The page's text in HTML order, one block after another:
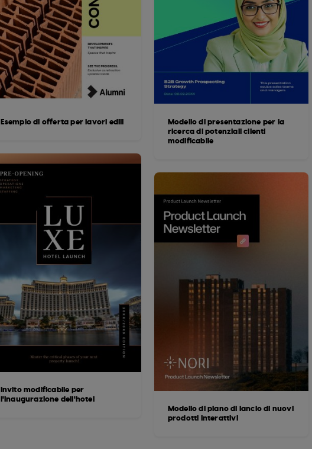
Esempio di offerta per lavori edili
Invito modificabile per
l'inaugurazione dell'hotel
Modello di presentazione per la
ricerca di potenziali clienti
modificabile
Modello di piano di lancio di nuovi
prodotti interattivi